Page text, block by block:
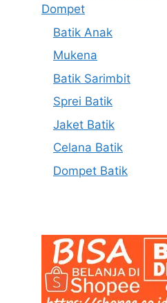
Dompet
Batik Anak
Mukena
Batik Sarimbit
Sprei Batik
Jaket Batik
Celana Batik
Dompet Batik